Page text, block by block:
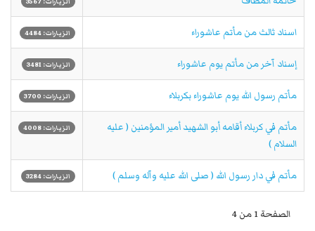
اسناد ثالث من مأتم عاشوراء الزيارات: 4484
إسناد آخر من مأتم يوم عاشوراء الزيارات: 3481
مأتم رسول الله يوم عاشوراء بكربلاء الزيارات: 3700
مأتم في كربلاء أقامه أبو الشهيد أمير المؤمنين ( عليه
السلام )
الزيارات: 4008
مأتم في دار رسول الله ( صلى الله عليه وآله وسلم ) الزيارات: 3284
الصفحة 1 من 4